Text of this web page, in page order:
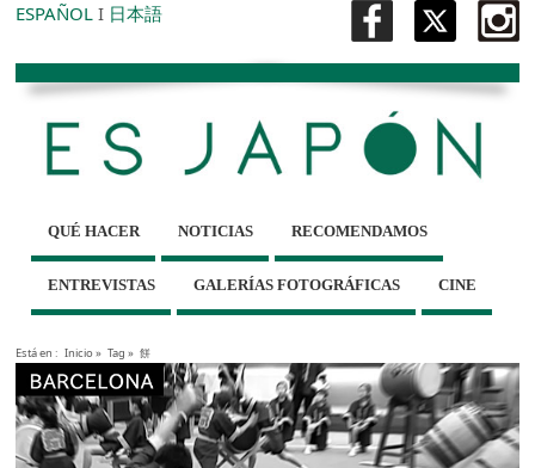
ESPAÑOL I 日本語
QUÉ HACER NOTICIAS RECOMENDAMOS
ENTREVISTAS GALERÍAS FOTOGRÁFICAS CINE
Está en : Inicio» Tag » 餅